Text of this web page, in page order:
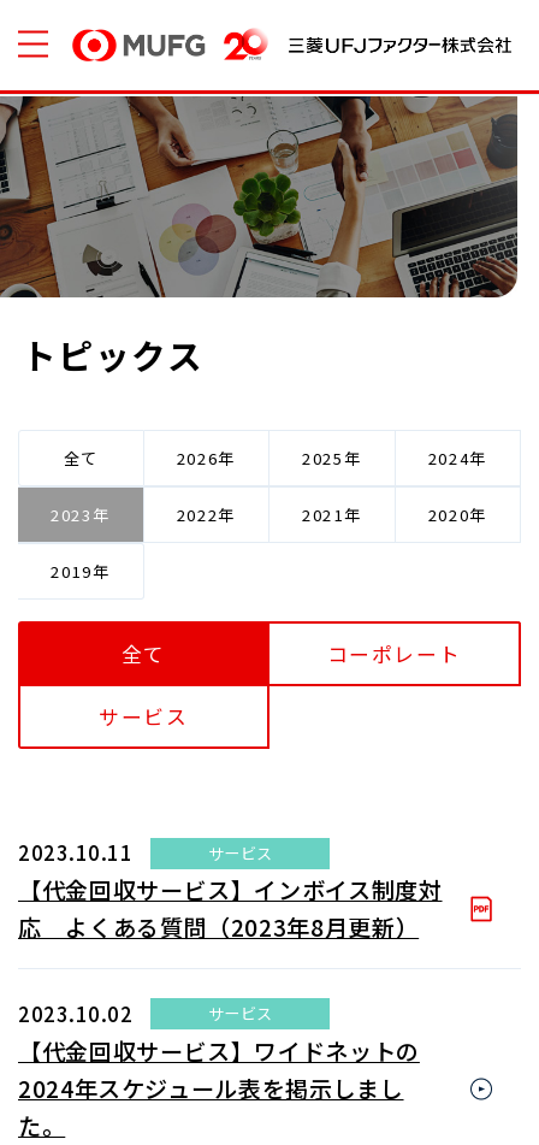
トピックス
全て 2026 2025 2024
2023 2022 2021 2020
2019
全て コーポレート
サービス
2023.10.11 サービス
【代金回収サービス】インボイス制度対
応 よくある質問（2023年8月更新）
2023.10.02 サービス
【代金回収サービス】ワイドネットの
2024年スケジュール表を掲示しまし
た。